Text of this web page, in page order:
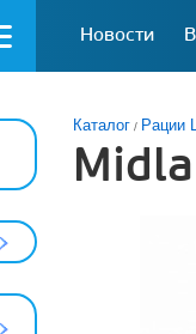
Новости
Каталог Рации